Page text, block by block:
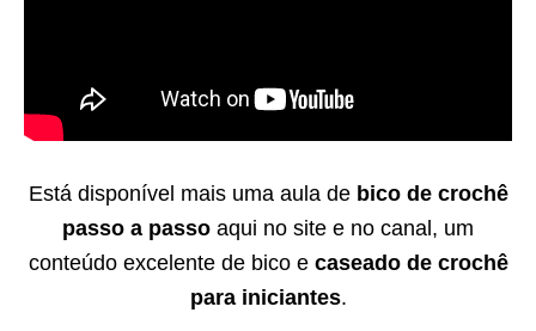
Está disponível mais uma aula debico de crochê
passo a passo aqui no site e no canal, um
conteúdo excelente de bico e caseado de crochê
para iniciantes.